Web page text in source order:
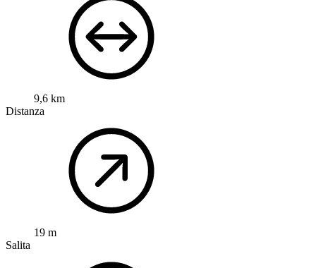
9,6 km
Distanza
19 m
Salita